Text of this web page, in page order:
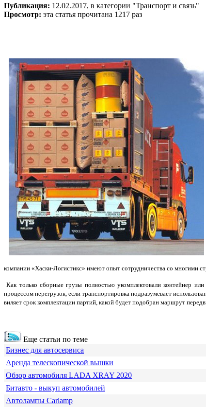
Публикация: 12.02.2017, в категории "Транспорт и связь"
Просмотр: эта статья прочитана 1217 раз
компании «Хаски-Логистикс» имеют опыт сотрудничества со многими
Как только сборные грузы полностью укомплектовали контейнер
процессом перегрузок, если транспортировка подразумевает
виляет срок комплектации партий, какой будет подобран маршрут
Еще статьи по теме
Бизнес для автосервиса
Аренда телескопической вышки
Обзор автомобиля LADA XRAY 2020
Битавто - выкуп автомобилей
Автолампы Carlamp